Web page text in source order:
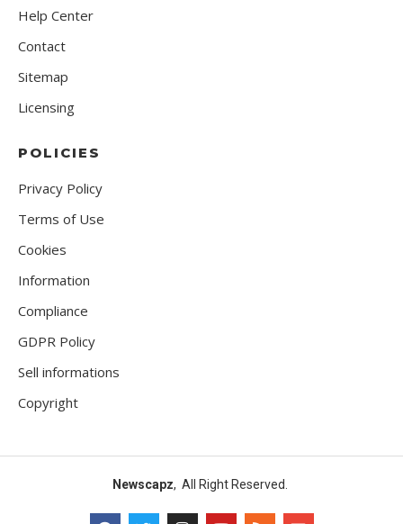
Help Center
Contact
Sitemap
Licensing
POLICIES
Privacy Policy
Terms of Use
Cookies
Information
Compliance
GDPR Policy
Sell informations
Copyright
Newscapz, All Right Reserved.